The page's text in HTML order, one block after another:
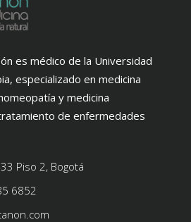
es médico de la Universidad
especializado en medicina
y medicina
de enfermedades
Piso 2, Bogotá
6852